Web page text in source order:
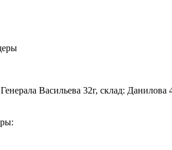
Васильева 32г, склад: Данилова